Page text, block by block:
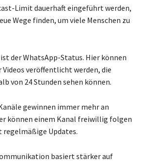
Limit dauerhaft eingeführt werden,
Wege finden, um viele Menschen zu
der WhatsApp-Status. Hier können
Videos veröffentlicht werden, die
von 24 Stunden sehen können.
gewinnen immer mehr an
können einem Kanal freiwillig folgen
Updates.
basiert stärker auf